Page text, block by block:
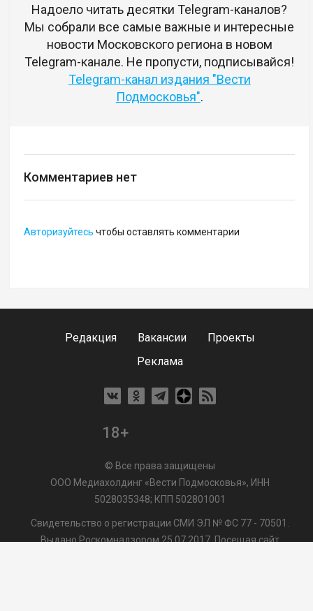
Надоело читать десятки Telegram-каналов?
Мы собрали все самые важные и интересные
новости Московского региона в новом
Telegram-канале. Не пропусти, подписывайся!
Telegram-канал издания "Вести
Подмосковья".
Комментариев нет
Авторизуйтесь чтобы оставлять комментарии
Редакция Вакансии
Проекты
Реклама
18+
© Все права защищены
ООО Медиахолдинг «Вести Подмосковья», ИНН
5028035348; КПП 502801001
Свидетельство о регистрации СМИ ЭЛ № ФС 77 - 70501.
Выдано Роскомнадзором 25.07.2017. Посещая сайт